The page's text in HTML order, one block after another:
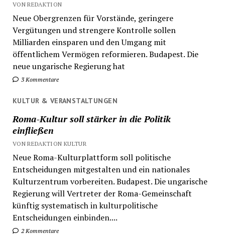
VON REDAKTION
Neue Obergrenzen für Vorstände, geringere
Vergütungen und strengere Kontrolle sollen
Milliarden einsparen und den Umgang mit
öffentlichem Vermögen reformieren. Budapest. Die
neue ungarische Regierung hat
3 Kommentare
KULTUR & VERANSTALTUNGEN
Roma-Kultur soll stärker in die Politik
einfließen
VON REDAKTION KULTUR
Neue Roma-Kulturplattform soll politische
Entscheidungen mitgestalten und ein nationales
Kulturzentrum vorbereiten. Budapest. Die ungarische
Regierung will Vertreter der Roma-Gemeinschaft
künftig systematisch in kulturpolitische
Entscheidungen einbinden....
2 Kommentare